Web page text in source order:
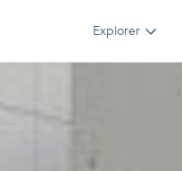
Explorer